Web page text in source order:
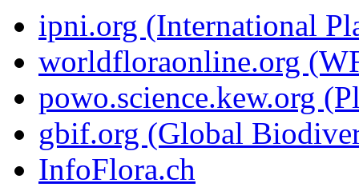
ipni.org (International
worldfloraonline.org
powo.science.kew.org
gbif.org (Global
InfoFlora.ch